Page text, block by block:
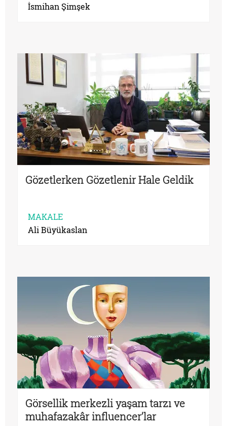
İsmihan Şimşek
Gözetlerken Gözetlenir Hale Geldik
MAKALE
Ali Büyükaslan
Görsellik merkezli yaşam tarzı ve
muhafazakâr influencer’lar